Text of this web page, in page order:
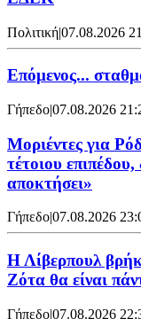
Πολιτική|07.08.2026
Επόμενος...
Γήπεδο|07.08.2026
Μοριέντες για
τέτοιου
αποκτήσει»
Γήπεδο|07.08.2026
Η Λίβερπουλ
Ζότα θα είναι
Γήπεδο|07.08.2026